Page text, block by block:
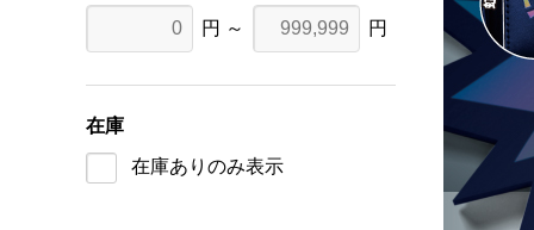
円 ～ 円
在庫
在庫ありのみ表示